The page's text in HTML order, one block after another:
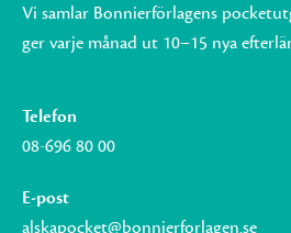
Vi samlar Bonnierförlagens
ger varje månad ut 10–15 nya
Telefon
08-696 80 00
E-post
alskapocket@bonnierforlagen.se